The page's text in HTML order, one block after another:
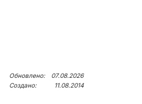
07.08.2026
11.08.2014